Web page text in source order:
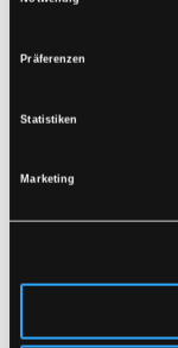
Präferenzen
Statistiken
Marketing
SCHWERER